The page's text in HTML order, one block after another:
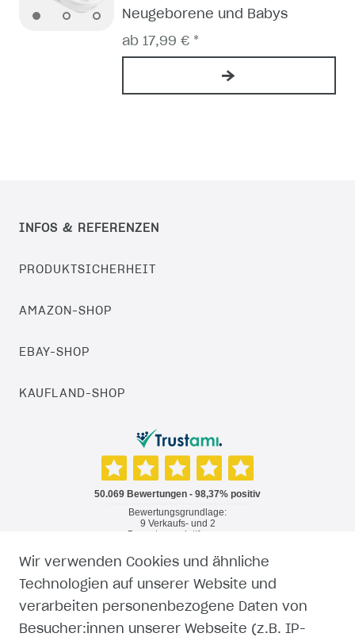
Neugeborene und Babys
ab 17,99 € *
INFOS & REFERENZEN
PRODUKTSICHERHEIT
AMAZON-SHOP
EBAY-SHOP
KAUFLAND-SHOP
RECHTLICHES
WIDERRUFSRECHT
Wir verwenden Cookies und ähnliche
Technologien auf unserer Website und
verarbeiten personenbezogene Daten von
Besucher:innen unserer Webseite (z.B. IP-